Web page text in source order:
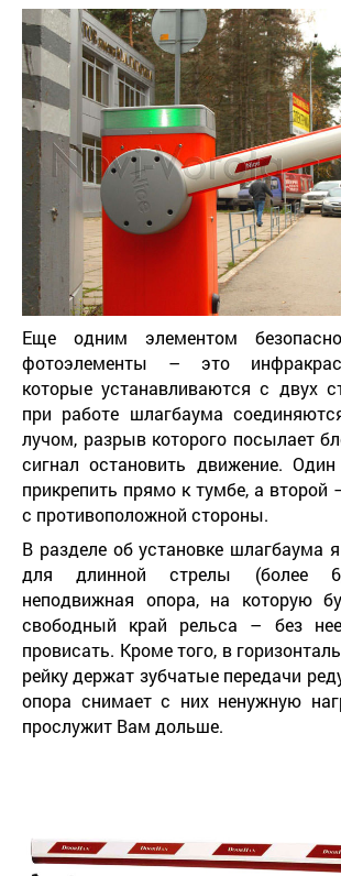
Еще одним элементом
фотоэлементы – это
которые устанавливаются с двух
при работе шлагбаума
лучом, разрыв которого посылает
сигнал остановить движение.
прикрепить прямо к тумбе, а второй
с противоположной стороны.
В разделе об установке шлагбаума
для длинной стрелы (более
неподвижная опора, на которую
свободный край рельса – без
провисать. Кроме того, в
рейку держат зубчатые передачи
опора снимает с них ненужную
прослужит Вам дольше.